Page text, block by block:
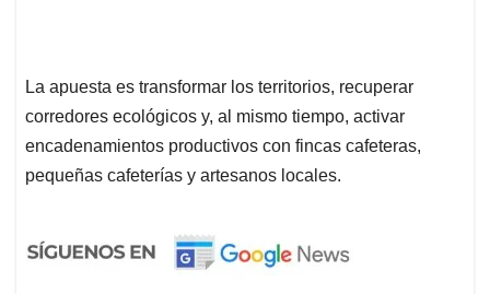
La apuesta es transformar los territorios, recuperar
corredores ecológicos y, al mismo tiempo, activar
encadenamientos productivos con fincas cafeteras,
pequeñas cafeterías y artesanos locales.